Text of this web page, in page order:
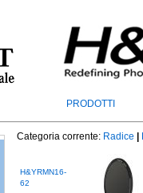
PRODOTTI
Categoria corrente: Radice
H&YRMN16-
62